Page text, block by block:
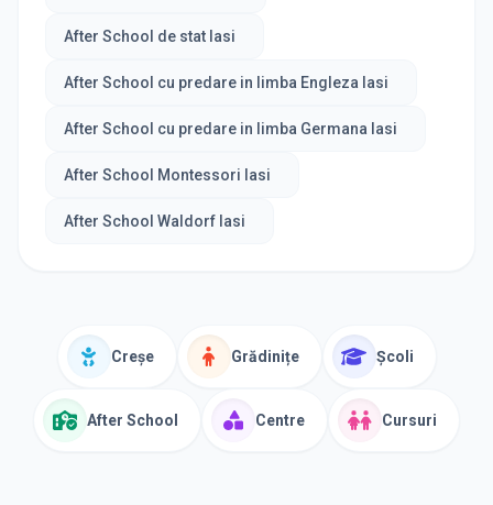
After School de stat Iasi
After School cu predare in limba Engleza Iasi
After School cu predare in limba Germana Iasi
After School Montessori Iasi
After School Waldorf Iasi
Creșe Grădinițe Școli
After School Centre Cursuri